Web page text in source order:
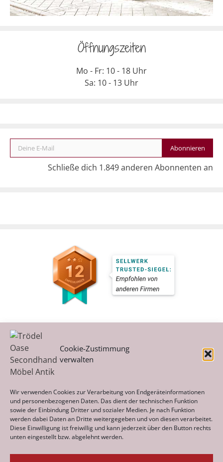
Cookie-Zustimmung
verwalten
Wir verwenden Cookies zur Verarbeitung von Endgeräteinformationen
und personenbezogenen Daten. Das dient der technischen Funktion
sowie der Einbindung Dritter und sozialer Medien. Je nach Funktion
werden dabei Daten an Dritte weitergegeben und von diesen verarbeitet.
Diese Einwilligung ist freiwillig und kann jederzeit über den Button rechts
unten eingestellt bzw. abgelehnt werden.
Öffnungszeiten
Mo - Fr: 10 - 18 Uhr
Sa: 10 - 13 Uhr
Deine E-Mail
Abonnieren
Schließe dich 1.849 anderen Abonnenten an
Archiv